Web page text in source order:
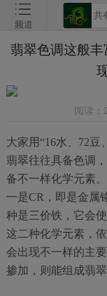
频道
翡翠色调这般
阅读：
大家用“16水、72豆
翡翠往往具备色调
备不一样化学元素。
一是CR，即是金属
种是三价铁，它会
这二种化学元素，
会出现不一样的主
掺加，则能组成翡